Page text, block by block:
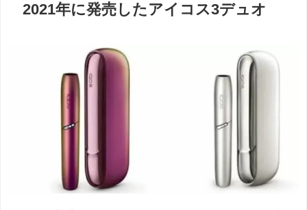
2021年に発売したアイコス3デュオ